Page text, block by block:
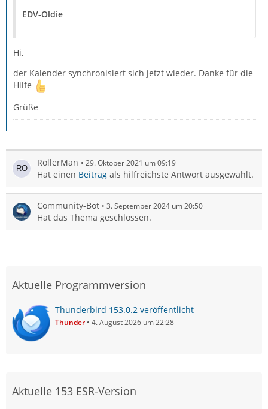
EDV-Oldie
Hi,
der Kalender synchronisiert sich jetzt wieder. Danke für die
Hilfe
Grüße
RollerMan 29. Oktober 2021 um 09:19
Hat einen Beitrag als hilfreichste Antwort ausgewählt.
Community-Bot 3. September 2024 um 20:50
Hat das Thema geschlossen.
Aktuelle Programmversion
Thunderbird 153.0.2 veröffentlicht
Thunder 4. August 2026 um 22:28
Aktuelle 153 ESR-Version